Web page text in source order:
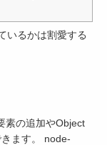
いるかは割愛する
素の追加やObject
ます。 node-